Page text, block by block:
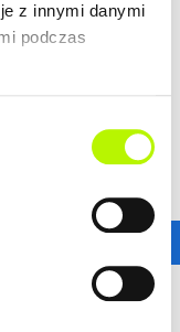
z innymi danymi
podczas